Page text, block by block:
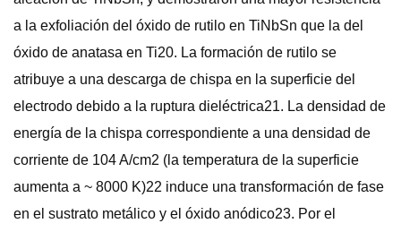
a la exfoliación del óxido de rutilo en TiNbSn que la del
óxido de anatasa en Ti20. La formación de rutilo se
atribuye a una descarga de chispa en la superficie del
electrodo debido a la ruptura dieléctrica21. La densidad de
energía de la chispa correspondiente a una densidad de
corriente de 104 A/cm2 (la temperatura de la superficie
aumenta a ~ 8000 K)22 induce una transformación de fase
en el sustrato metálico y el óxido anódico23. Por el